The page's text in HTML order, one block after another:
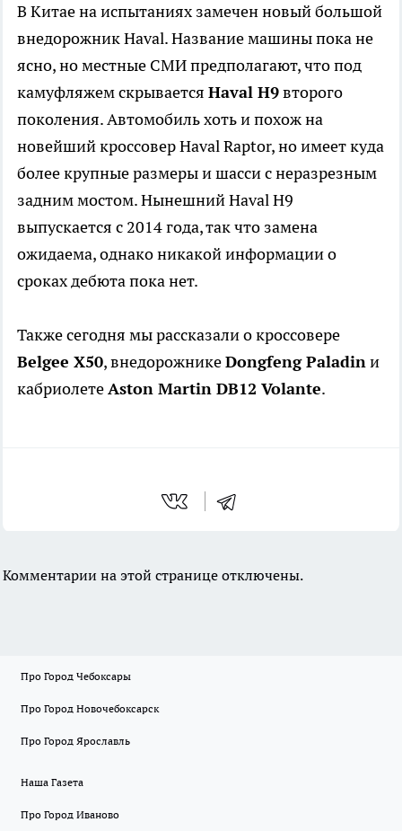
В Китае на испытаниях замечен новый большой
внедорожник Haval. Название машины пока не
ясно, но местные СМИ предполагают, что под
камуфляжем скрывается Haval H9второго
поколения. Автомобиль хоть и похож на
новейший кроссовер Haval Raptor, но имеет куда
более крупные размеры и шасси с неразрезным
задним мостом. Нынешний Haval H9
выпускается с 2014 года, так что замена
ожидаема, однако никакой информации о
сроках дебюта пока нет.
Также сегодня мы рассказали о кроссовере
Belgee X50, внедорожникеDongfeng Paladinи
кабриолетеAston Martin DB12 Volante.
Комментарии на этой странице отключены.
Про Город Чебоксары
Про Город Новочебоксарск
Про Город Ярославль
Наша Газета
Про Город Иваново